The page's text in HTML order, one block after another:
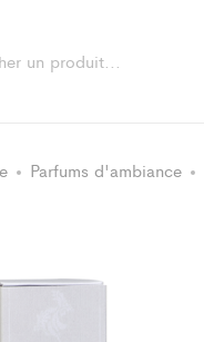
Parfums d'ambiance